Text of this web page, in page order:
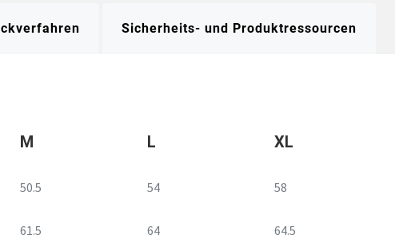
Sicherheits- und Produktressourcen
M L XL
50.5 54 58
61.5 64 64.5